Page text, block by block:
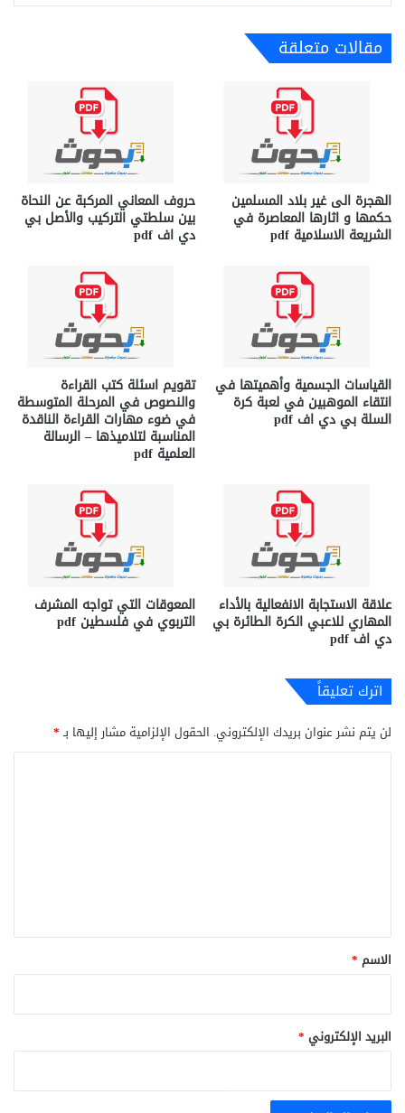
مقالات متعلقة
الهجرة الى غير بلاد المسلمين
حكمها و اثارها المعاصرة في
الشريعة الاسلامية pdf
حروف المعاني المركبة عن النحاة
بين سلطتي التركيب والأصل بي
دي اف pdf
القياسات الجسمية وأهميتها في
انتقاء الموهبين في لعبة كرة
السلة بي دي اف pdf
تقويم اسئلة كتب القراءة
والنصوص في المرحلة المتوسطة
في ضوء مهارات القراءة الناقدة
المناسبة لتلاميذها – الرسالة
العلمية pdf
علاقة الاستجابة الانفعالية بالأداء
المهاري للاعبي الكرة الطائرة بي
دي اف pdf
المعوقات التي تواجه المشرف
التربوي في فلسطين pdf
اترك تعليقاً
لن يتم نشر عنوان بريدك الإلكتروني. الحقول الإلزامية مشار إليها بـ*
*
الاسم *
البريد الإلكتروني *